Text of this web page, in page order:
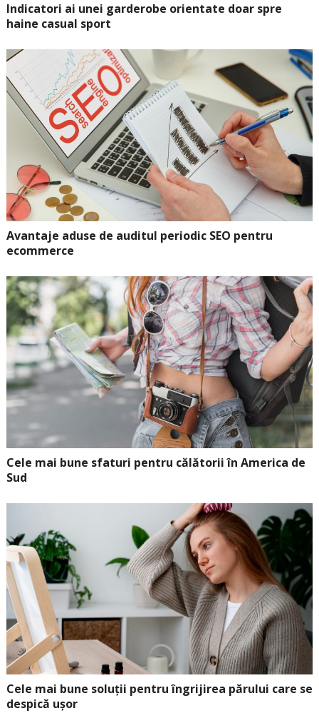
Indicatori ai unei garderobe orientate doar spre
haine casual sport
Avantaje aduse de auditul periodic SEO pentru
ecommerce
Cele mai bune sfaturi pentru călătorii în America de
Sud
Cele mai bune soluții pentru îngrijirea părului care se
despică ușor